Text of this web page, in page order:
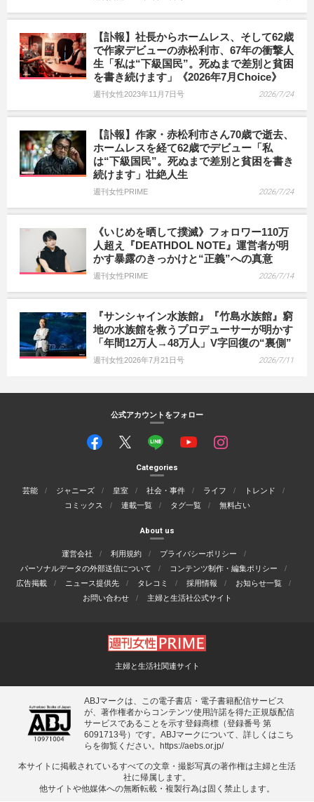
【訃報】社長からホームレス、そして62歳
で作家デビューの赤松利市、67年の衝撃人
生「私は“下級国民”。死ぬまで差別と貧困
を書き続けます」《2026年7月Choice》
週刊女性2023年11月7日号 2026/7/24
【訃報】作家・赤松利市さん70歳で逝去、
ホームレスを経て62歳でデビュー「私
は“下級国民”。死ぬまで差別と貧困を書き
続けます」壮絶人生
週刊女性PRIME 2026/7/24
《いじめを晒して撲滅》フォロワー110万
人超え『DEATHDOL NOTE』運営者が明
かす暴露のきっかけと“正義”への真意
週刊女性PRIME 2026/7/14
『サンシャイン水族館』『竹島水族館』窮
地の水族館を救うプロデューサーが明かす
「年間12万人→48万人」V字回復の“裏側”
週刊女性2026年7月21日号 2026/7/11
公式アカウントをフォロー
Categories
芸能 ジャニーズ 皇室 社会・事件 ライフ
トレンド
コミックス
連載一覧 タグ一覧 無料占い
About us
運営会社 利用規約
プライバシーポリシー
パーソナルデータの外部送信について
コンテンツ制作・編集ポリシー
広告掲載
ニュース提供先 タレコミ 採用情報
お知らせ一覧
お問い合わせ
主婦と生活社公式サイト
主婦と生活社関連サイト
ABJマークは、この電子書店・電子書籍配信サービス
が、著作権者からコンテンツ使用許諾を得た正規版配信
サービスであることを示す登録商標（登録番号 第
6091713号）です。ABJマークについて、詳しくはこち
らを御覧ください。
https://aebs.or.jp/
本サイトに掲載されているすべての⽂章・撮影写真の著作権は主婦と⽣活
社に帰属します。
他サイトや他媒体への無断転載・複製⾏為は固く禁⽌します。